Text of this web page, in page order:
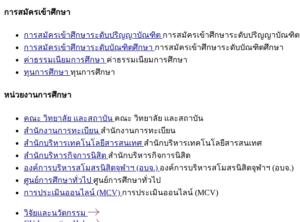
การสมัครเข้าศึกษา
การสมัครเข้าศึกษาระดับปริญญาบัณฑิต การสมัครเข้าศึกษาระดับปริญญาบัณฑิต
การสมัครเข้าศึกษาระดับบัณฑิตศึกษา การสมัครเข้าศึกษาระดับบัณฑิตศึกษา
ค่าธรรมเนียมการศึกษา ค่าธรรมเนียมการศึกษา
ทุนการศึกษา ทุนการศึกษา
หน่วยงานการศึกษา
คณะ วิทยาลัย และสถาบัน คณะ วิทยาลัย และสถาบัน
สำนักงานการทะเบียน สำนักงานการทะเบียน
สำนักบริหารเทคโนโลยีสารสนเทศ สำนักบริหารเทคโนโลยีสารสนเทศ
สำนักบริหารกิจการนิสิต สำนักบริหารกิจการนิสิต
องค์การบริหารสโมสรนิสิตจุฬาฯ (อบจ.) องค์การบริหารสโมสรนิสิตจุฬาฯ (อบจ.)
ศูนย์การศึกษาทั่วไป ศูนย์การศึกษาทั่วไป
การประเมินออนไลน์ (MCV) การประเมินออนไลน์ (MCV)
วิจัยและนวัตกรรม